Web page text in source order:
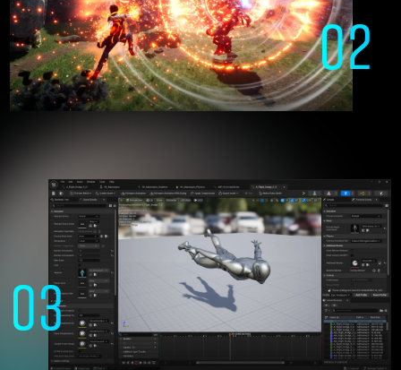
02
Unreal Engineを武器に
03
Unreal Engineコンテンツと